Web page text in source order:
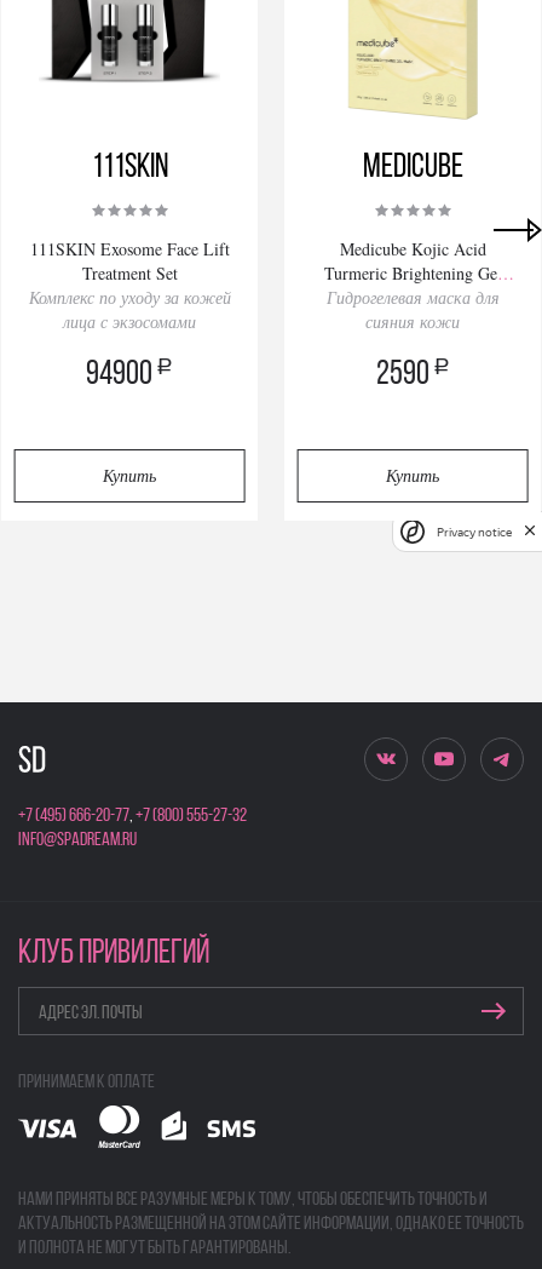
111SKIN
111SKIN Exosome Face Lift
Treatment Set
Комплекс по уходу за кожей
лица с экзосомами
94900 a
Купить
Medicube
Medicube Kojic Acid
Turmeric Brightening Gel
Mask 28gх4pcs
Гидрогелевая маска для
сияния кожи
2590 a
Купить
+7 (495) 666-20-77,+7 (800) 555-27-32
info@spadream.ru
КЛУБ ПРИВИЛЕГИЙ
Принимаем к оплате
Нами приняты все разумные меры к тому, чтобы обеспечить точность и
актуальность размещенной на этом сайте информации, однако ее точность
и полнота не могут быть гарантированы.
Privacy notice